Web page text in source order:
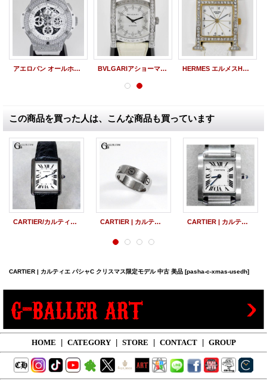
アエロバン オールホワイト 311.SE ウブロアフターダイヤ BVLGARIアショーマ アフターダイヤ 白シェルダイヤ HERMES エルメスHウォッチ HH1.201 ゴールド パヴェダイヤモンド レディース
この商品を買った人は、こんな商品も買っています
CARTIER/カルティエ タンクソロSM 中古美品 CARTIER | カルティエ ラブリング WG 中古 美品 CARTIER | カルティエ タンクフランセーズSM 中古 美品
CARTIER | カルティエ パシャC クリスマス限定モデル 中古 美品 [pasha-c-xmas-usedh]
HOME | CATEGORY | STORE | CONTACT | GROUP